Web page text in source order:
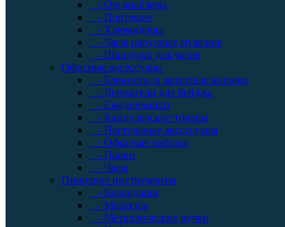
- Органайзеры
- Портмоне
- Хьюмидоры
- Часы наручные мужские
- Шкатулки для часов
Офисные аксессуары
- Блокноты и записные книжки
- Держатели для бейджа
- Ежедневники
- Канцелярские товары
- Настольные аксессуары
- Офисные наборы
- Папки
- Часы
Пишущие инструменты
- Карандаши
- Маркеры
- Металлические ручки